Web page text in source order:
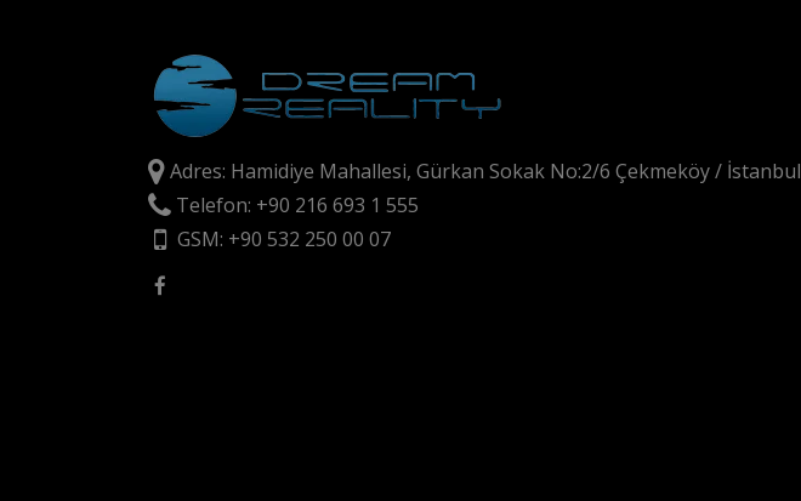
Adres: Hamidiye Mahallesi, Gürkan Sokak No:2/6 Çekmeköy / İstanbul
Telefon: +90 216 693 1 555
GSM: +90 532 250 00 07